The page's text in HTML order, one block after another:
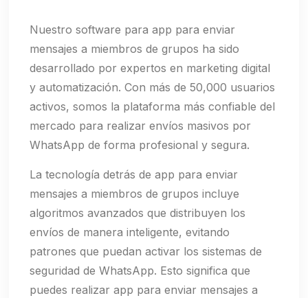
Nuestro software para app para enviar
mensajes a miembros de grupos ha sido
desarrollado por expertos en marketing digital
y automatización. Con más de 50,000 usuarios
activos, somos la plataforma más confiable del
mercado para realizar envíos masivos por
WhatsApp de forma profesional y segura.
La tecnología detrás de app para enviar
mensajes a miembros de grupos incluye
algoritmos avanzados que distribuyen los
envíos de manera inteligente, evitando
patrones que puedan activar los sistemas de
seguridad de WhatsApp. Esto significa que
puedes realizar app para enviar mensajes a